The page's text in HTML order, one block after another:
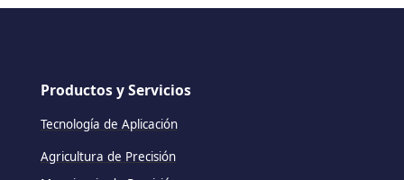
Productos y Servicios
Tecnología de Aplicación
Agricultura de Precisión